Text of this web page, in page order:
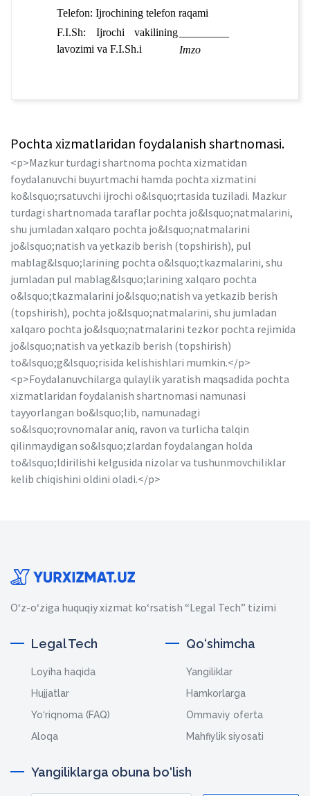
Telefon: Ijrochining telefon raqami
F.I.Sh: Ijrochi vakilining
lavozimi va F.I.Sh.i
Imzo
Pochta xizmatlaridan foydalanish shartnomasi.
<p>Mazkur turdagi shartnoma pochta xizmatidan
foydalanuvchi buyurtmachi hamda pochta xizmatini
ko&lsquo;rsatuvchi ijrochi o&lsquo;rtasida tuziladi. Mazkur
turdagi shartnomada taraflar pochta jo&lsquo;natmalarini,
shu jumladan xalqaro pochta jo&lsquo;natmalarini
jo&lsquo;natish va yetkazib berish (topshirish), pul
mablag&lsquo;larining pochta o&lsquo;tkazmalarini, shu
jumladan pul mablag&lsquo;larining xalqaro pochta
o&lsquo;tkazmalarini jo&lsquo;natish va yetkazib berish
(topshirish), pochta jo&lsquo;natmalarini, shu jumladan
xalqaro pochta jo&lsquo;natmalarini tezkor pochta rejimida
jo&lsquo;natish va yetkazib berish (topshirish)
to&lsquo;g&lsquo;risida kelishishlari mumkin.</p>
<p>Foydalanuvchilarga qulaylik yaratish maqsadida pochta
xizmatlaridan foydalanish shartnomasi namunasi
tayyorlangan bo&lsquo;lib, namunadagi
so&lsquo;rovnomalar aniq, ravon va turlicha talqin
qilinmaydigan so&lsquo;zlardan foydalangan holda
to&lsquo;ldirilishi kelgusida nizolar va tushunmovchiliklar
kelib chiqishini oldini oladi.</p>
O‘z-o‘ziga huquqiy xizmat ko‘rsatish “Legal Tech” tizimi
Legal Tech
Loyiha haqida
Hujjatlar
Yo‘riqnoma (FAQ)
Aloqa
Qo‘shimcha
Yangiliklar
Hamkorlarga
Ommaviy oferta
Mahfiylik siyosati
Yangiliklarga obuna bo‘lish